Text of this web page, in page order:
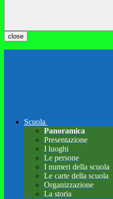
close
Scuola
Panoramica
Presentazione
I luoghi
Le persone
I numeri della scuola
Le carte della scuola
Organizzazione
La storia